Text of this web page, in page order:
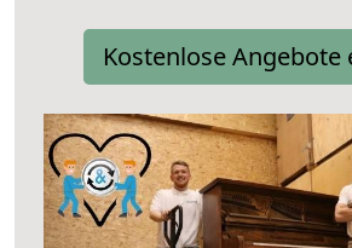
Kostenlose Angebote